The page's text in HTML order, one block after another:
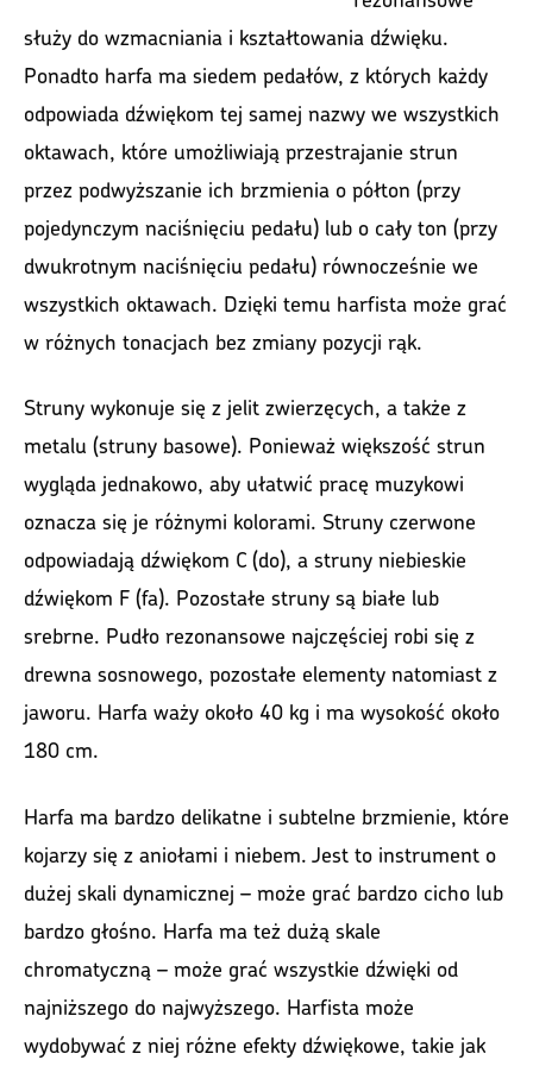
służy do wzmacniania i kształtowania dźwięku.
Ponadto harfa ma siedem pedałów, z których każdy
odpowiada dźwiękom tej samej nazwy we wszystkich
oktawach, które umożliwiają przestrajanie strun
przez podwyższanie ich brzmienia o półton (przy
pojedynczym naciśnięciu pedału) lub o cały ton (przy
dwukrotnym naciśnięciu pedału) równocześnie we
wszystkich oktawach. Dzięki temu harfista może grać
w różnych tonacjach bez zmiany pozycji rąk.
Struny wykonuje się z jelit zwierzęcych, a także z
metalu (struny basowe). Ponieważ większość strun
wygląda jednakowo, aby ułatwić pracę muzykowi
oznacza się je różnymi kolorami. Struny czerwone
odpowiadają dźwiękom C (do), a struny niebieskie
dźwiękom F (fa). Pozostałe struny są białe lub
srebrne. Pudło rezonansowe najczęściej robi się z
drewna sosnowego, pozostałe elementy natomiast z
jaworu. Harfa waży około 40 kg i ma wysokość około
180 cm.
Harfa ma bardzo delikatne i subtelne brzmienie, które
kojarzy się z aniołami i niebem. Jest to instrument o
dużej skali dynamicznej – może grać bardzo cicho lub
bardzo głośno. Harfa ma też dużą skale
chromatyczną – może grać wszystkie dźwięki od
najniższego do najwyższego. Harfista może
wydobywać z niej różne efekty dźwiękowe, takie jak